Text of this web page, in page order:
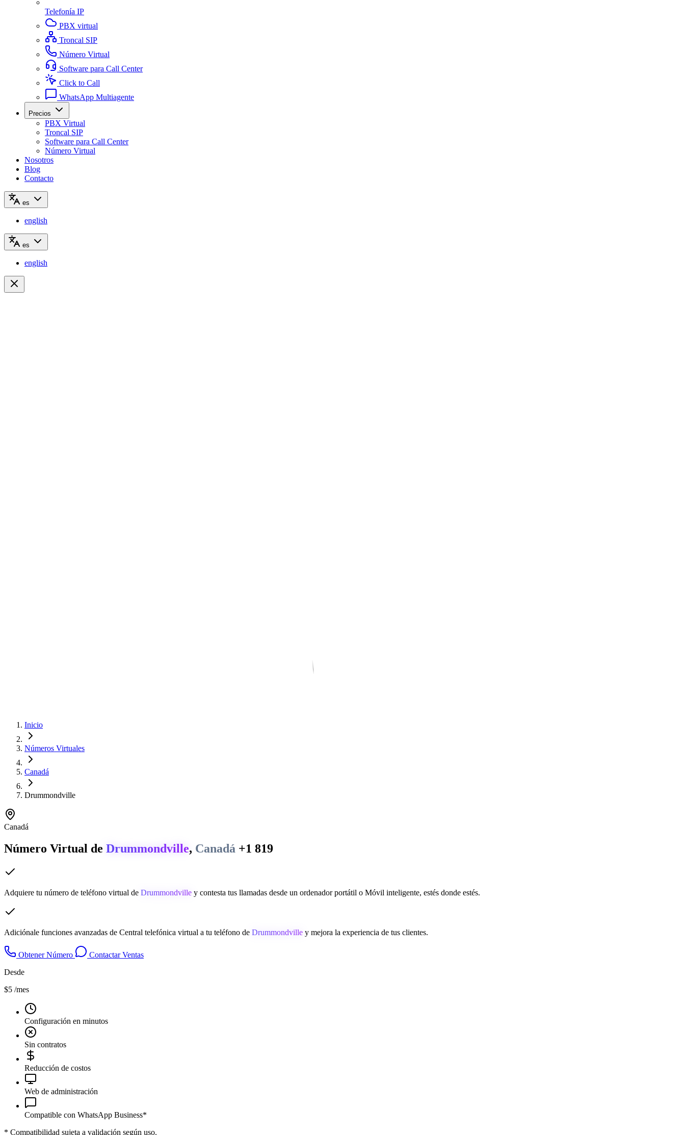
Telefonía IP
PBX virtual
Troncal SIP
Número Virtual
Software para Call Center
Click to Call
WhatsApp Multiagente
Precios
PBX Virtual
Troncal SIP
Software para Call Center
Número Virtual
Nosotros
Blog
Contacto
es
english
es
english
Inicio
Números Virtuales
Canadá
Drummondville
Canadá
Número Virtual de Drummondville, Canadá +1 819
Adquiere tu número de teléfono virtual de Drummondville y contesta tus llamadas desde un ordenador portátil o Móvil inteligente, estés donde estés.
Adiciónale funciones avanzadas de Central telefónica virtual a tu teléfono de Drummondville y mejora la experiencia de tus clientes.
Obtener Número
Contactar Ventas
Desde
$5 /mes
Configuración en minutos
Sin contratos
Reducción de costos
Web de administración
Compatible con WhatsApp Business*
* Compatibilidad sujeta a validación según uso.